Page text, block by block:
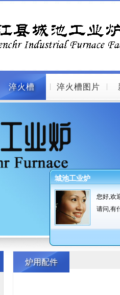
淬火槽 淬火槽图片
炉用配件
城池工业炉
您好,欢
请问,有